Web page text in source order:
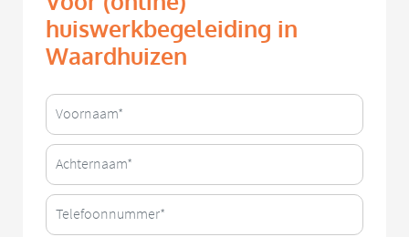
huiswerkbegeleiding in
Waardhuizen